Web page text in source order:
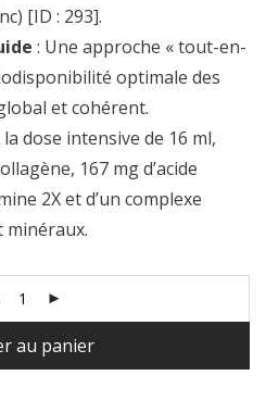
[ID : 293].
: Une approche « tout-en-
optimale des
et cohérent.
la dose intensive de 16 ml,
167 mg d’acide
2X et d’un complexe
minéraux.
au panier